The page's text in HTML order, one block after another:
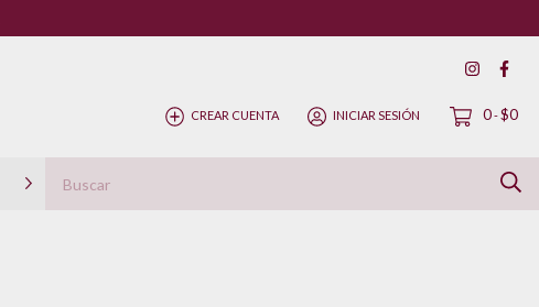
CREAR CUENTA INICIAR SESIÓN 0-$0
Política de Devolución